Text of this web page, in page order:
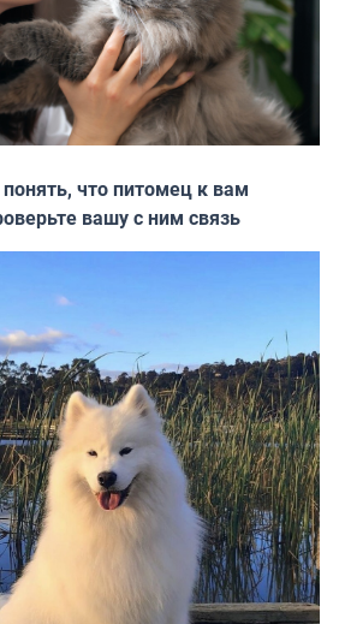
что питомец к вам
вашу с ним связь